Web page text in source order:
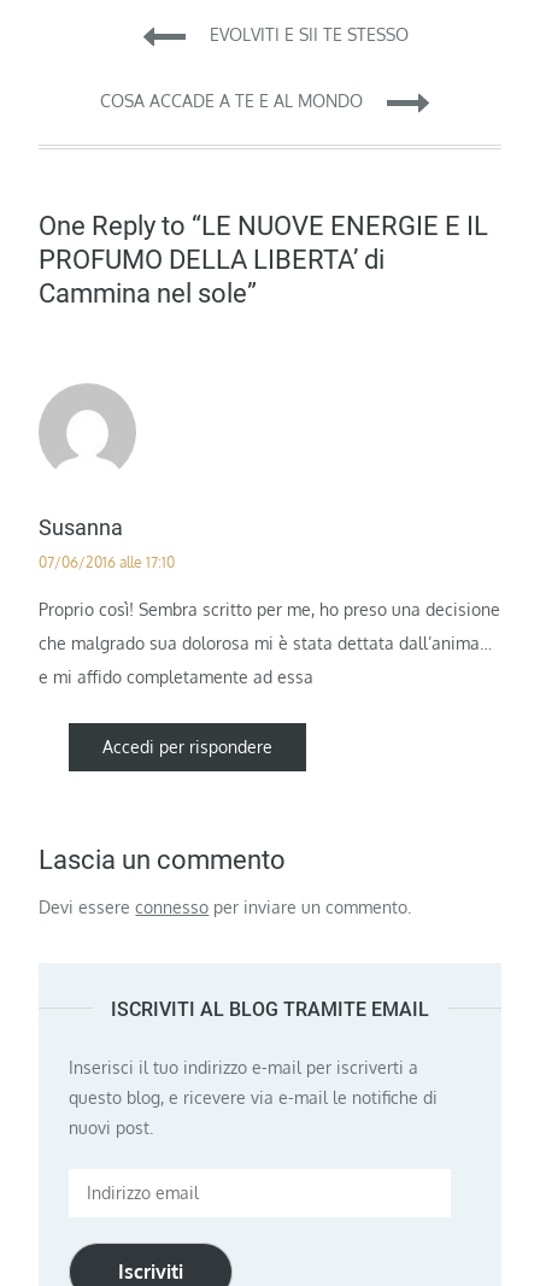
Navigazione
articoli
EVOLVITI E SII TE STESSO
COSA ACCADE A TE E AL MONDO
One Reply to “LE NUOVE ENERGIE E IL
PROFUMO DELLA LIBERTA’ di
Cammina nel sole”
Susanna
07/06/2016 alle 17:10
Proprio così! Sembra scritto per me, ho preso una decisione
che malgrado sua dolorosa mi è stata dettata dall’anima…
e mi affido completamente ad essa
Accedi per rispondere
Lascia un commento
Devi essereconnesso per inviare un commento.
ISCRIVITI AL BLOG TRAMITE EMAIL
Inserisci il tuo indirizzo e-mail per iscriverti a
questo blog, e ricevere via e-mail le notifiche di
nuovi post.
Indirizzo
Iscriviti